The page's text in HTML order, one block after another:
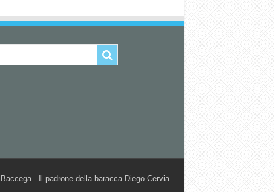
Il padrone della baracca Diego Cervia